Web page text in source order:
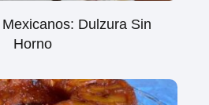
Dulzura Sin
Horno